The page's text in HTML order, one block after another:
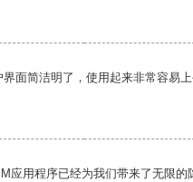
界面简洁明了，使用起来非常容易
应用程序已经为我们带来了无限的